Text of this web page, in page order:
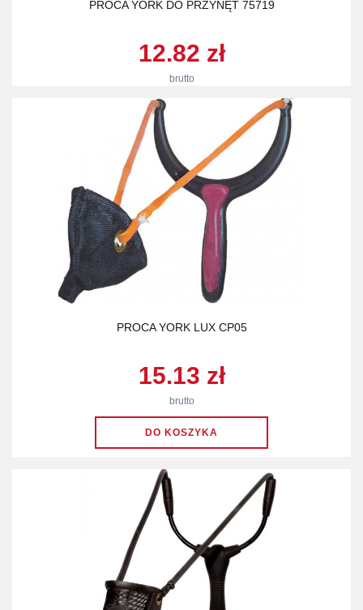
PROCA YORK DO PRZYNĘT 75719
12.82 zł
brutto
PROCA YORK LUX CP05
15.13 zł
brutto